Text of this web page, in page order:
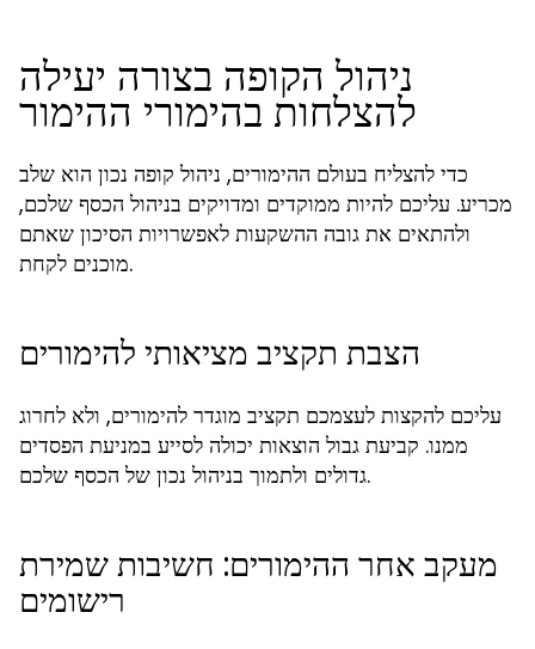
ניהול הקופה בצורה יעילה
להצלחות בהימורי ההימור
כדי להצליח בעולם ההימורים, ניהול קופה נכון הוא שלב
מכריע. עליכם להיות ממוקדים ומדויקים בניהול הכסף שלכם,
ולהתאים את גובה ההשקעות לאפשרויות הסיכון שאתם
מוכנים לקחת.
הצבת תקציב מציאותי להימורים
עליכם להקצות לעצמכם תקציב מוגדר להימורים, ולא לחרוג
ממנו. קביעת גבול הוצאות יכולה לסייע במניעת הפסדים
גדולים ולתמוך בניהול נכון של הכסף שלכם.
מעקב אחר ההימורים: חשיבות שמירת
רישומים